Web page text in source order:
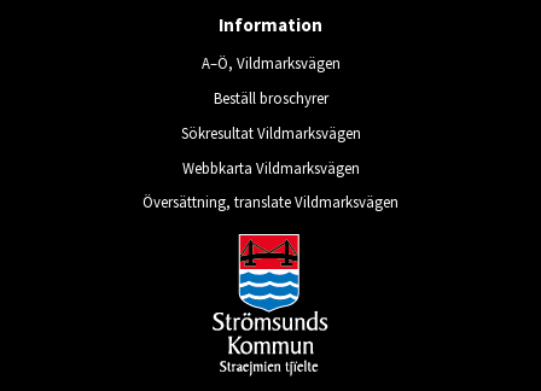
Information
A–Ö, Vildmarksvägen
Beställ broschyrer
Sökresultat Vildmarksvägen
Webbkarta Vildmarksvägen
Översättning, translate Vildmarksvägen